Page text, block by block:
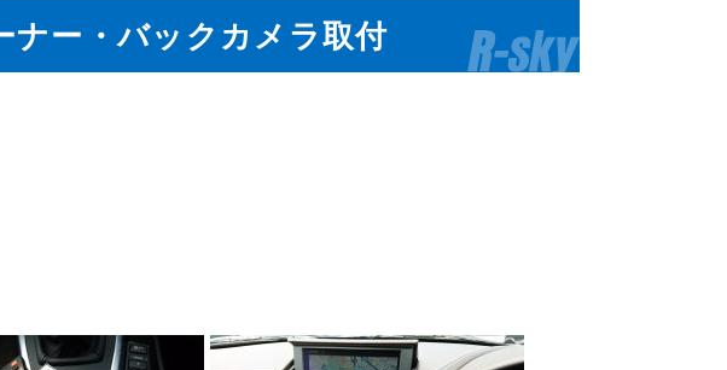
ー・バックカメラ取付